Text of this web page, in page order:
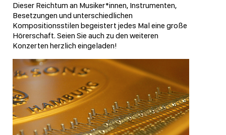
Dieser Reichtum an Musiker*innen, Instrumenten,
Besetzungen und unterschiedlichen
Kompositionsstilen begeistert jedes Mal eine große
Hörerschaft. Seien Sie auch zu den weiteren
Konzerten herzlich eingeladen!